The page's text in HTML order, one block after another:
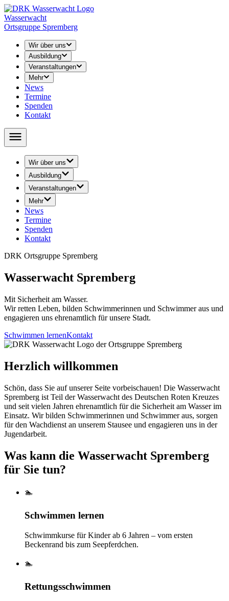
Wasserwacht
Ortsgruppe Spremberg
Wir über uns
Ausbildung
Veranstaltungen
Mehr
News
Termine
Spenden
Kontakt
Wir über uns
› Leitung
› Unser Training
› Abschied
› Geschichte
Ausbildung
› Rettungsschwimmen
› Schwimmunterricht
Veranstaltungen
› 24-h-Schwimmen
› 48-h-Schwimmen
Mehr
› Öffentlichkeitsarbeit
› Youtube
› Rätsel / Basteln / Malvorlagen
News
Termine
Spenden
Kontakt
DRK Ortsgruppe Spremberg
Wasserwacht Spremberg
Mit Sicherheit am Wasser.
Wir retten Leben, bilden Schwimmerinnen und Schwimmer aus und
engagieren uns ehrenamtlich für unsere Stadt.
Schwimmen lernenKontakt
Herzlich willkommen
Schön, dass Sie auf unserer Seite vorbeischauen! Die Wasserwacht
Spremberg ist Teil der Wasserwacht des Deutschen Roten Kreuzes
und seit vielen Jahren ehrenamtlich für die Sicherheit am Wasser im
Einsatz. Wir bilden Schwimmerinnen und Schwimmer aus, sorgen
für den Wachdienst an unserem Stausee und engagieren uns in der
Jugendarbeit.
Was kann die Wasserwacht Spremberg
für Sie tun?
🏊
Schwimmen lernen
Schwimmkurse für Kinder ab 6 Jahren – vom ersten
Beckenrand bis zum Seepferdchen.
🏊
Rettungsschwimmen